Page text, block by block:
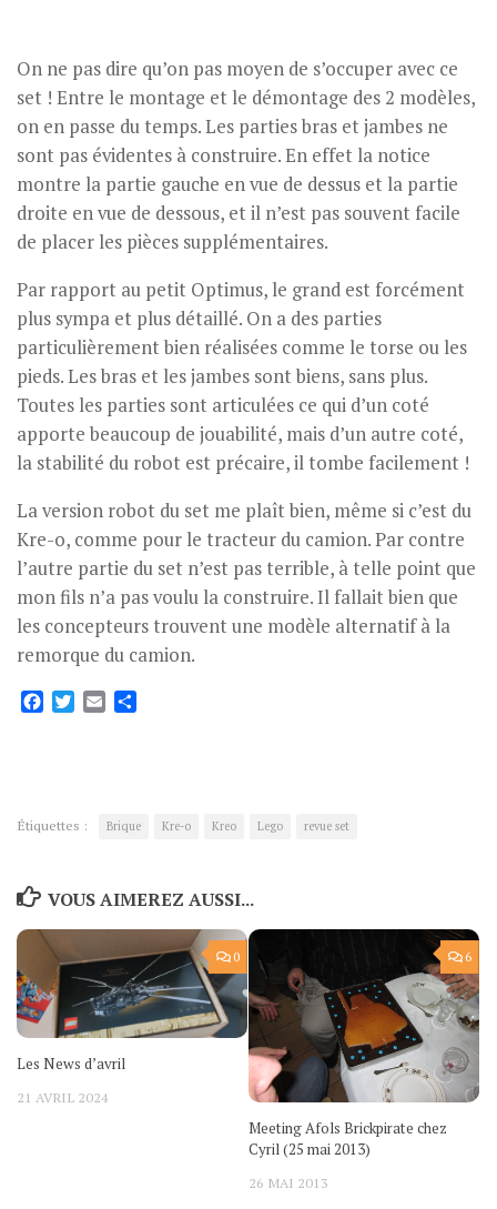
On ne pas dire qu’on pas moyen de s’occuper avec ce
set ! Entre le montage et le démontage des 2 modèles,
on en passe du temps. Les parties bras et jambes ne
sont pas évidentes à construire. En effet la notice
montre la partie gauche en vue de dessus et la partie
droite en vue de dessous, et il n’est pas souvent facile
de placer les pièces supplémentaires.
Par rapport au petit Optimus, le grand est forcément
plus sympa et plus détaillé. On a des parties
particulièrement bien réalisées comme le torse ou les
pieds. Les bras et les jambes sont biens, sans plus.
Toutes les parties sont articulées ce qui d’un coté
apporte beaucoup de jouabilité, mais d’un autre coté,
la stabilité du robot est précaire, il tombe facilement !
La version robot du set me plaît bien, même si c’est du
Kre-o, comme pour le tracteur du camion. Par contre
l’autre partie du set n’est pas terrible, à telle point que
mon fils n’a pas voulu la construire. Il fallait bien que
les concepteurs trouvent une modèle alternatif à la
remorque du camion.
Facebook
Twitter
Email
Étiquettes : Brique Kre-o Kreo Lego revue set
VOUS AIMEREZ AUSSI...
0
Les News d’avril
21 AVRIL 2024
6
Meeting Afols Brickpirate chez
Cyril (25 mai 2013)
26 MAI 2013